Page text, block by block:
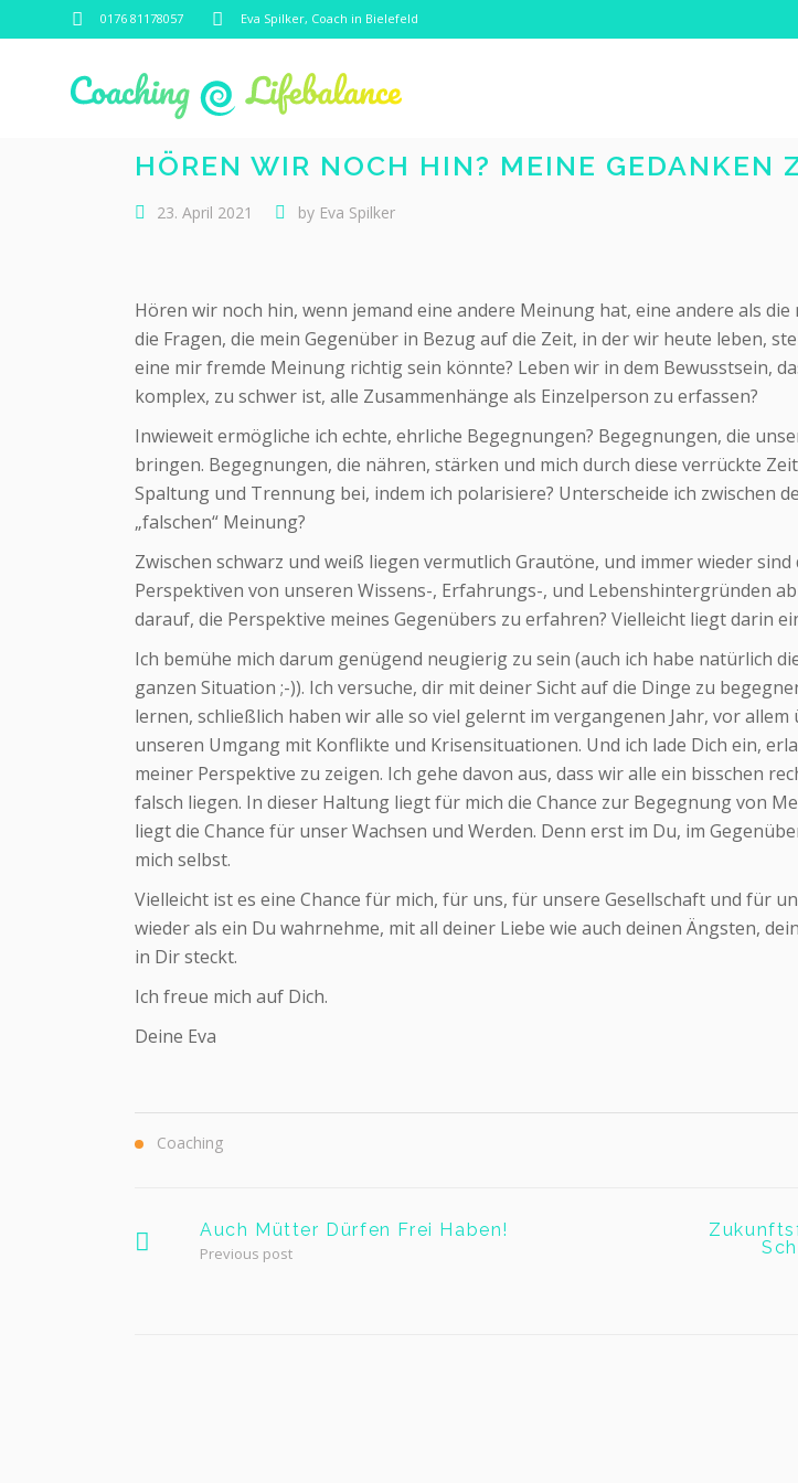
0176 81178057 Eva Spilker, Coach in Bielefeld
HÖREN WIR NOCH HIN? MEINE GEDANKEN
23. April 2021 by Eva Spilker
Hören wir noch hin, wenn jemand eine andere Meinung hat, eine andere als
die Fragen, die mein Gegenüber in Bezug auf die Zeit, in der wir heute leben,
eine mir fremde Meinung richtig sein könnte? Leben wir in dem Bewusstsein,
komplex, zu schwer ist, alle Zusammenhänge als Einzelperson zu erfassen?
Inwieweit ermögliche ich echte, ehrliche Begegnungen? Begegnungen, die
bringen. Begegnungen, die nähren, stärken und mich durch diese verrückte
Spaltung und Trennung bei, indem ich polarisiere? Unterscheide ich zwischen
„falschen“ Meinung?
Zwischen schwarz und weiß liegen vermutlich Grautöne, und immer wieder
Perspektiven von unseren Wissens-, Erfahrungs-, und Lebenshintergründen
darauf, die Perspektive meines Gegenübers zu erfahren? Vielleicht liegt darin
Ich bemühe mich darum genügend neugierig zu sein (auch ich habe natürlich
ganzen Situation ;-)). Ich versuche, dir mit deiner Sicht auf die Dinge zu
lernen, schließlich haben wir alle so viel gelernt im vergangenen Jahr, vor allem
unseren Umgang mit Konflikte und Krisensituationen. Und ich lade Dich ein,
meiner Perspektive zu zeigen. Ich gehe davon aus, dass wir alle ein bisschen
falsch liegen. In dieser Haltung liegt für mich die Chance zur Begegnung von
liegt die Chance für unser Wachsen und Werden. Denn erst im Du, im
mich selbst.
Vielleicht ist es eine Chance für mich, für uns, für unsere Gesellschaft und für
wieder als ein Du wahrnehme, mit all deiner Liebe wie auch deinen Ängsten,
in Dir steckt.
Ich freue mich auf Dich.
Deine Eva
Coaching
Auch Mütter Dürfen Frei Haben!
Previous post